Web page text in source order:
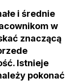
i średnie
w
znaczącą
Istnieje
pokonać